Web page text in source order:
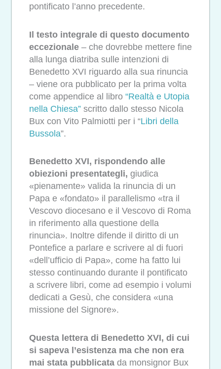
pontificato l’anno precedente.
Il testo integrale di questo documento
eccezionale – che dovrebbe mettere fine
alla lunga diatriba sulle intenzioni di
Benedetto XVI riguardo alla sua rinuncia
– viene ora pubblicato per la prima volta
come appendice al libro “Realtà e Utopia
nella Chiesa” scritto dallo stesso Nicola
Bux con Vito Palmiotti per i “Libri della
Bussola”.
Benedetto XVI, rispondendo alle
obiezioni presentategli, giudica
«pienamente» valida la rinuncia di un
Papa e «fondato» il parallelismo «tra il
Vescovo diocesano e il Vescovo di Roma
in riferimento alla questione della
rinuncia». Inoltre difende il diritto di un
Pontefice a parlare e scrivere al di fuori
«dell’ufficio di Papa», come ha fatto lui
stesso continuando durante il pontificato
a scrivere libri, come ad esempio i volumi
dedicati a Gesù, che considera «una
missione del Signore».
Questa lettera di Benedetto XVI, di cui
si sapeva l’esistenza ma che non era
mai stata pubblicata da monsignor Bux